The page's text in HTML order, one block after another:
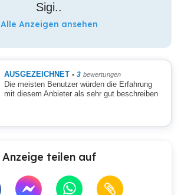
Sigi..
Alle Anzeigen ansehen
AUSGEZEICHNET - 3 bewertungen
Die meisten Benutzer würden die Erfahrung
mit diesem Anbieter als sehr gut beschreiben
Anzeige teilen auf